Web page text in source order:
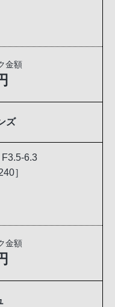
金額
ズ
6.3
］
金額